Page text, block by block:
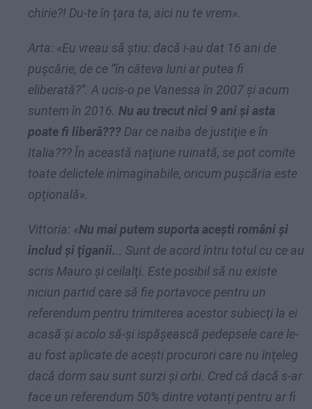
chirie?! Du-te în ţara ta, aici nu te vrem».
Arta: «Eu vreau să ştiu: dacă i-au dat 16 ani de
puşcărie, de ce ”în câteva luni ar putea fi
eliberată?”. A ucis-o pe Vanessa în 2007 şi acum
suntem în 2016. Nu au trecut nici 9 ani şi asta
poate fi liberă??? Dar ce naiba de justiţie e în
Italia??? În această naţiune ruinată, se pot comite
toate delictele inimaginabile, oricum puşcăria este
opţională».
Vittoria: «Nu mai putem suporta aceşti români şi
includ şi ţiganii... Sunt de acord întru totul cu ce au
scris Mauro şi ceilalţi. Este posibil să nu existe
niciun partid care să fie portavoce pentru un
referendum pentru trimiterea acestor subiecţi la ei
acasă şi acolo să-şi ispăşească pedepsele care le-
au fost aplicate de aceşti procurori care nu înţeleg
dacă dorm sau sunt surzi şi orbi. Cred că dacă s-ar
face un referendum 50% dintre votanţi pentru ar fi